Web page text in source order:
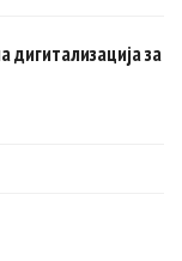
дигитализација за